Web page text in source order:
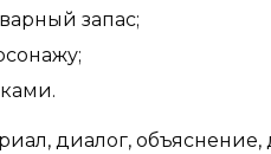
запас;
диалог, объяснение,